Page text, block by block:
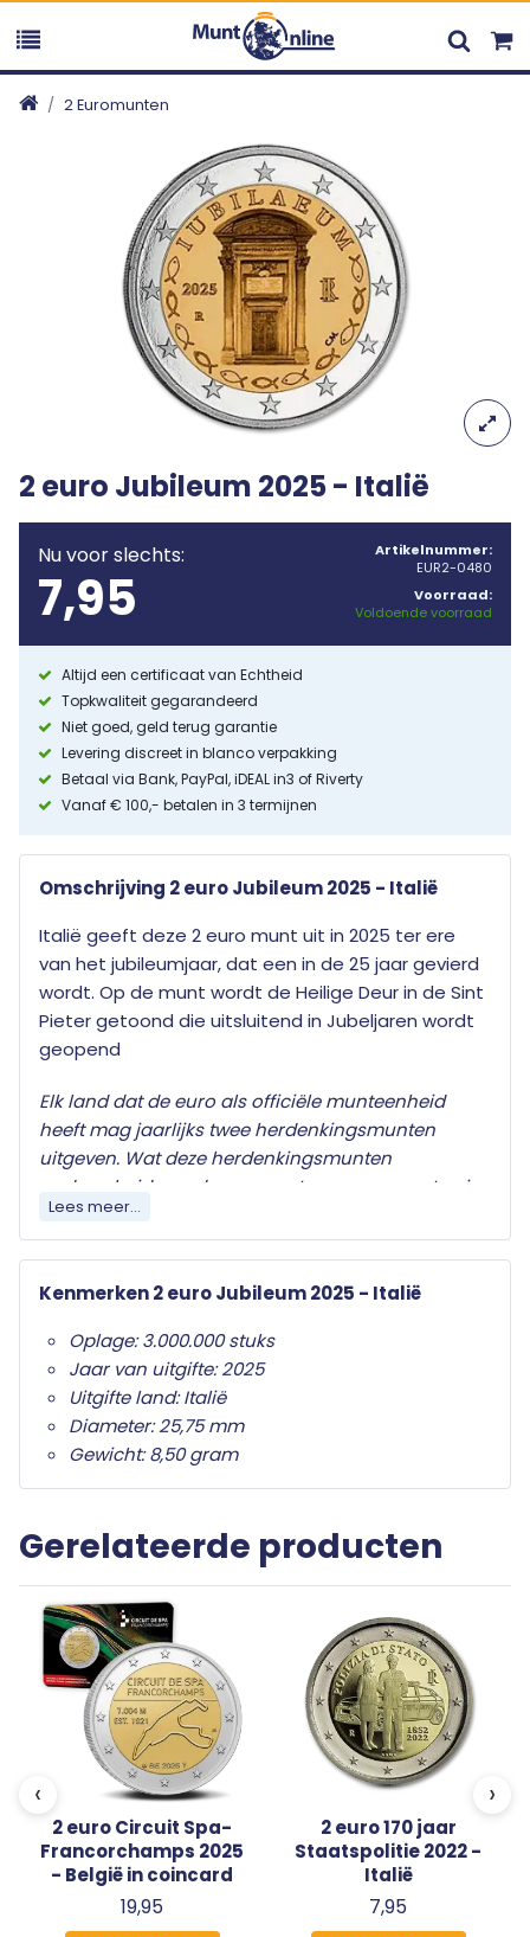
2 Euromunten
2 euro Jubileum 2025 - Italië
Nu voor slechts:
7,95
Artikelnummer:
EUR2-0480
Voorraad:
Voldoende voorraad
Altijd een certificaat van Echtheid
Topkwaliteit gegarandeerd
Niet goed, geld terug garantie
Levering discreet in blanco verpakking
Betaal via Bank, PayPal, iDEAL in3 of Riverty
Vanaf € 100,- betalen in 3 termijnen
Omschrijving 2 euro Jubileum 2025 - Italië
Italië geeft deze 2 euro munt uit in 2025 ter ere
van het jubileumjaar, dat een in de 25 jaar gevierd
wordt. Op de munt wordt de Heilige Deur in de Sint
Pieter getoond die uitsluitend in Jubeljaren wordt
geopend
Elk land dat de euro als officiële munteenheid
heeft mag jaarlijks twee herdenkingsmunten
uitgeven. Wat deze herdenkingsmunten
onderscheid van de gewone twee euro munten is
het herdenkingsonderwerp op de nationale zijde.
Alleen de twee euro munt mag als
hele eurogebied wettig betaalmiddel; ze kunnen
als gewone euromunten worden gebruikt en
moeten worden geaccepteerd.
Uw 2 euro munt wordt geleverd in beschermende
capsule met een algemeen certificaat van
Lees meer...
Kenmerken 2 euro Jubileum 2025 - Italië
Oplage: 3.000.000 stuks
Jaar van uitgifte: 2025
Uitgifte land: Italië
Diameter: 25,75 mm
Gewicht: 8,50 gram
Gerelateerde producten
‹
2 euro Circuit Spa-
Francorchamps 2025
- België in coincard
19,95
2 euro 170 jaar
Staatspolitie 2022 -
Italië
7,95
›